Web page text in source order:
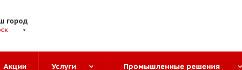
город
Акции Услуги Промышленные решения